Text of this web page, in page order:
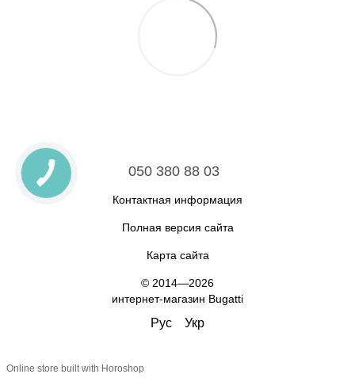
050 380 88 03
Контактная информация
Полная версия сайта
Карта сайта
© 2014—2026
интернет-магазин Bugatti
Рус Укр
Online store built with Horoshop